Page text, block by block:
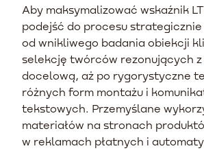
Aby maksymalizować wskaźnik
podejść do procesu
od wnikliwego badania obiekcji
selekcję twórców rezonujących z
docelową, aż po rygorystyczne
różnych form montażu i
tekstowych. Przemyślane
materiałów na stronach
w reklamach płatnych i